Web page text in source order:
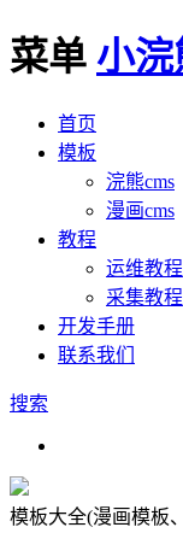
菜单 小浣
首页
模板
浣熊cms
漫画cms
教程
运维教程
采集教程
开发手册
联系我们
搜索
模板大全(漫画模板